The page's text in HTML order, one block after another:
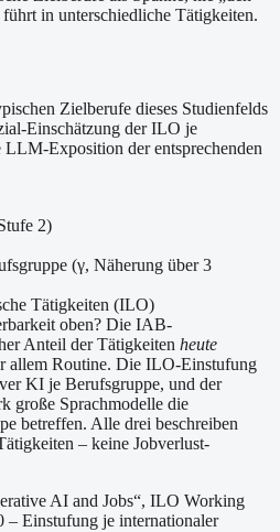
in unterschiedliche Tätigkeiten.
Zielberufe dieses Studienfelds
Einschätzung der ILO je
Exposition der entsprechenden
2)
(γ, Näherung über 3
Tätigkeiten (ILO)
oben? Die IAB-
Anteil der Tätigkeiten heute
allem Routine. Die ILO-Einstufung
KI je Berufsgruppe, und der
große Sprachmodelle die
betreffen. Alle drei beschreiben
– keine Jobverlust-
AI and Jobs“, ILO Working
Einstufung je internationaler